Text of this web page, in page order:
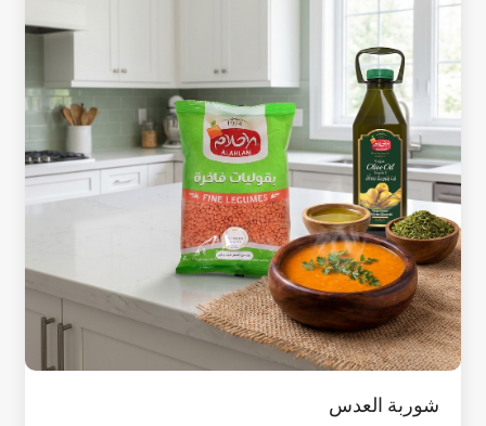
شوربة العدس